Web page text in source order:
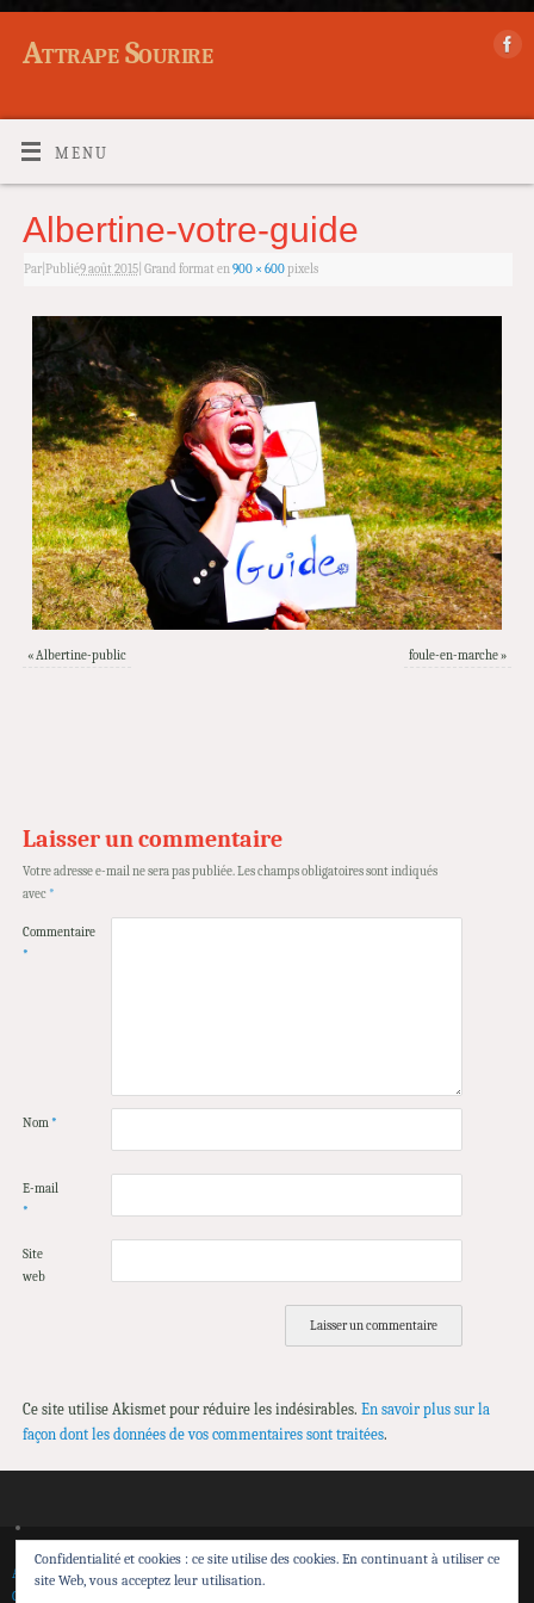
Attrape Sourire
MENU
Albertine-votre-guide
Par| Publié9 août 2015| Grand format en900 × 600pixels
«Albertine-public foule-en-marche»
Laisser un commentaire
Votre adresse e-mail ne sera pas publiée.Les champs obligatoires sont indiqués
avec *
Commentaire
*
Nom*
E-mail
*
Site
web
Ce site utilise Akismet pour réduire les indésirables. En savoir plus sur la
façon dont les données de vos commentaires sont traitées.
Accueil Spectacles Théâtre de Sensibilisation
Calendrier
Confidentialité et cookies : ce site utilise des cookies. En continuant à utiliser ce
site Web, vous acceptez leur utilisation.